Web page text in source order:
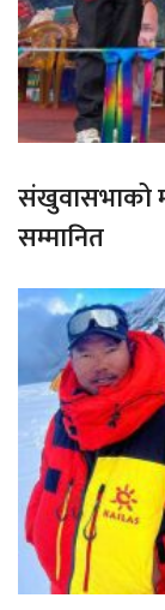
संखुवासभाको
सम्मानित